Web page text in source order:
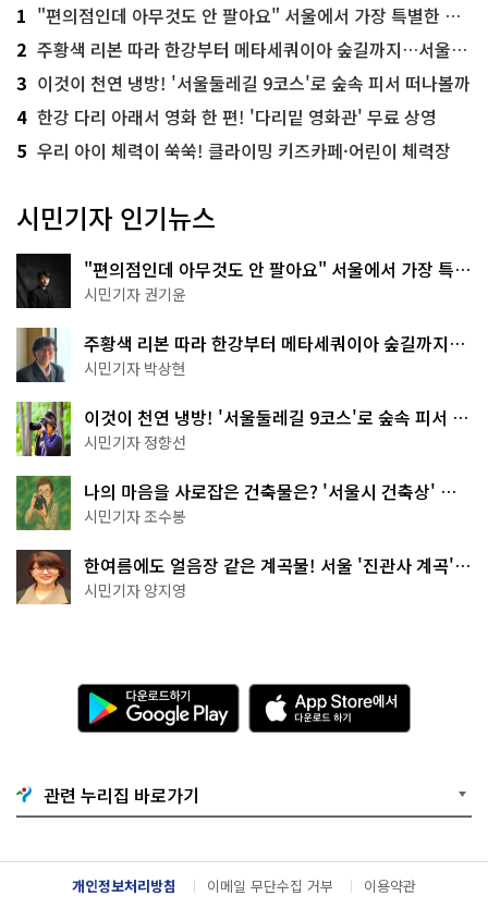
1 "편의점인데 아무것도 안 팔아요" 서울에서 가장 특별한 편의점의 정체
2 주황색 리본 따라 한강부터 메타세쿼이아 숲길까지…서울둘레길 15코스
3 이것이 천연 냉방! '서울둘레길 9코스'로 숲속 피서 떠나볼까
4 한강 다리 아래서 영화 한 편! '다리밑 영화관' 무료 상영
5 우리 아이 체력이 쑥쑥! 클라이밍 키즈카페·어린이 체력장
시민기자 인기뉴스
"편의점인데 아무것도 안 팔아요" 서울에서 가장 특별
한 편의점의 정체
시민기자 권기윤
주황색 리본 따라 한강부터 메타세쿼이아 숲길까지…
서울둘레길 15코스
시민기자 박상현
이것이 천연 냉방! '서울둘레길 9코스'로 숲속 피서 떠
나볼까
시민기자 정향선
나의 마음을 사로잡은 건축물은? '서울시 건축상' 수
상작 공개!
시민기자 조수봉
한여름에도 얼음장 같은 계곡물! 서울 '진관사 계곡'이
천국이네~
시민기자 양지영
다
운
로
기
G
o
g
l
e
A
p
p
e
서
다
운
관련 누리집 바로가기
개인정보처리방침 이메일 무단수집 거부
이용약관